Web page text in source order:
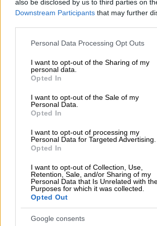
also be disclosed by us to third parties on
Downstream Participants that may further
Please note that this website/app uses one
not limited to your visit or usage behaviour.
grant or deny consent to Google and its
use your data for below specified purposes
consent section.
Personal Data Processing Opt Outs
I want to opt-out of the Sharing of my
personal data.
Opted In
I want to opt-out of the Sale of my
Personal Data.
Opted In
I want to opt-out of processing my
Personal Data for Targeted Advertising.
Opted In
I want to opt-out of Collection, Use,
Retention, Sale, and/or Sharing of my
Personal Data that Is Unrelated with
Purposes for which it was collected.
Opted Out
Google consents
κωδικούς πρόσβασης.
9. Σε ποιες ενέργειες πρέπει
φορολογούμενος εάν δεν
Ο φορολογούμενος θα πρέπει να
αναγραφεί η ασφαλισμένη
δήλωση στοιχείων ακινήτων
αποτελεί απαραίτητη
χορήγηση μείωσης του ΕΝΦΙΑ.
10. Ο ασφαλισμένος είναι ο
δικαίωμα επί της ασφαλισμένης
Ποια βήματα πρέπει να
Ο ασφαλισμένος (λήπτης